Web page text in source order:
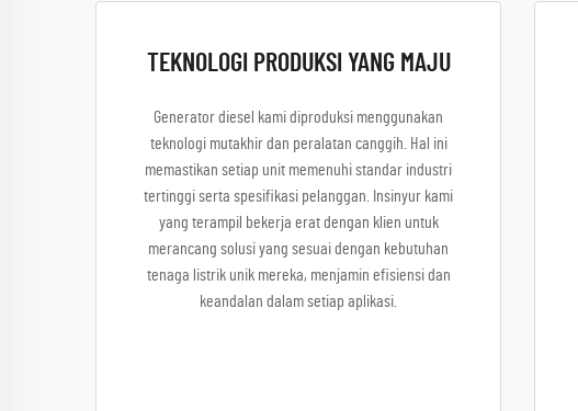
TEKNOLOGI PRODUKSI YANG MAJU
Generator diesel kami diproduksi menggunakan
teknologi mutakhir dan peralatan canggih. Hal ini
memastikan setiap unit memenuhi standar industri
tertinggi serta spesifikasi pelanggan. Insinyur kami
yang terampil bekerja erat dengan klien untuk
merancang solusi yang sesuai dengan kebutuhan
tenaga listrik unik mereka, menjamin efisiensi dan
keandalan dalam setiap aplikasi.